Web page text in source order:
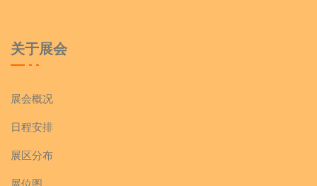
关于展会
展会概况
日程安排
展区分布
展位图